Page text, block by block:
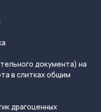
документа) на
в слитках общим
драгоценных